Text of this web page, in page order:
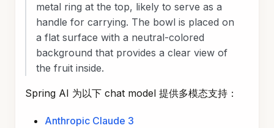
metal ring at the top, likely to serve as a
handle for carrying. The bowl is placed on
a flat surface with a neutral-colored
background that provides a clear view of
the fruit inside.
Spring AI 为以下 chat model 提供多模态支持：
Anthropic Claude 3